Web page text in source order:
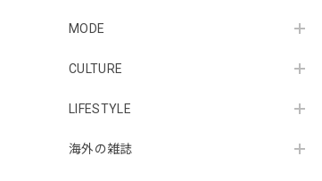
MODE
CULTURE
LIFESTYLE
海外の雑誌